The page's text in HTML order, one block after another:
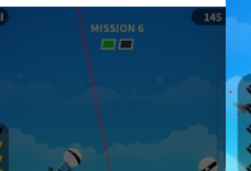
就是最靓的杀手！
非常简单的游戏的操作方法，
游戏中有大量的游戏道具供玩
轻快的背景音乐加简洁的游戏画